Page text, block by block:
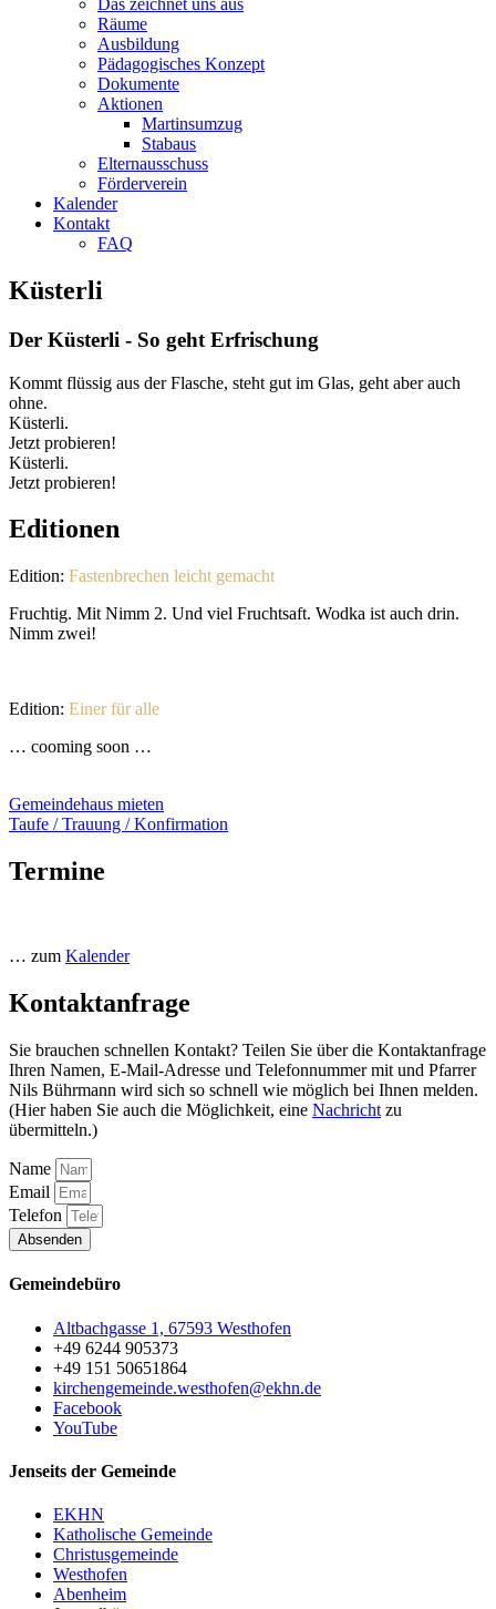
Das zeichnet uns aus
Räume
Ausbildung
Pädagogisches Konzept
Dokumente
Aktionen
Martinsumzug
Stabaus
Elternausschuss
Förderverein
Kalender
Kontakt
FAQ
Küsterli
Der Küsterli - So geht Erfrischung
Kommt flüssig aus der Flasche, steht gut im Glas, geht aber auch
ohne.
Küsterli.
Jetzt probieren!
Küsterli.
Jetzt probieren!
Editionen
Edition: Fastenbrechen leicht gemacht
Fruchtig. Mit Nimm 2. Und viel Fruchtsaft. Wodka ist auch drin.
Nimm zwei!
Edition: Einer für alle
… cooming soon …
Gemeindehaus mieten
Taufe / Trauung / Konfirmation
Termine
… zum Kalender
Kontaktanfrage
Sie brauchen schnellen Kontakt? Teilen Sie über die Kontaktanfrage
Ihren Namen, E-Mail-Adresse und Telefonnummer mit und Pfarrer
Nils Bührmann wird sich so schnell wie möglich bei Ihnen melden.
(Hier haben Sie auch die Möglichkeit, eine Nachricht zu
übermitteln.)
Name
Email
Telefon
Absenden
Gemeindebüro
Altbachgasse 1, 67593 Westhofen
+49 6244 905373
+49 151 50651864
kirchengemeinde.westhofen@ekhn.de
Facebook
YouTube
Jenseits der Gemeinde
EKHN
Katholische Gemeinde
Christusgemeinde
Westhofen
Abenheim